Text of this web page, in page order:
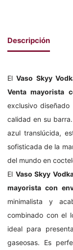
Descripción
ElVaso Skyy
Venta mayorista
exclusivo
calidad en su
azul translúcida,
sofisticada de la
del mundo en
El Vaso Skyy
mayorista con
minimalista y
combinado con el
ideal para
gaseosas. Es